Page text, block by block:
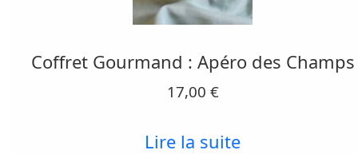
Coffret Gourmand : Apéro des Champs
17,00 €
Lire la suite